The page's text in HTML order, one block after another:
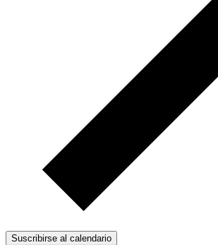
Suscribirse al calendario